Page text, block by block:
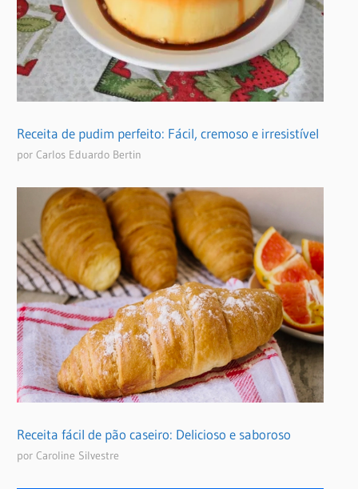
Receita de pudim perfeito: Fácil, cremoso e irresistível
por Carlos Eduardo Bertin
Receita fácil de pão caseiro: Delicioso e saboroso
por Caroline Silvestre